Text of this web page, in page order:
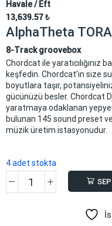
Havale / Eft
13,639.57₺
AlphaTheta
8-Track groovebox
Chordcat ile yaratıcılığınız
keşfedin. Chordcat’in size
boyutlara taşır,
gücünüzü besler. Chordcat
yaratmaya odaklanan
bulunan 145 sound preset
müzik üretim istasyonudur.
4 adet stokta
AlphaTheta